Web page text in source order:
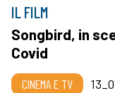
IL FILM
Songbird, in
Covid
CINEMA E TV